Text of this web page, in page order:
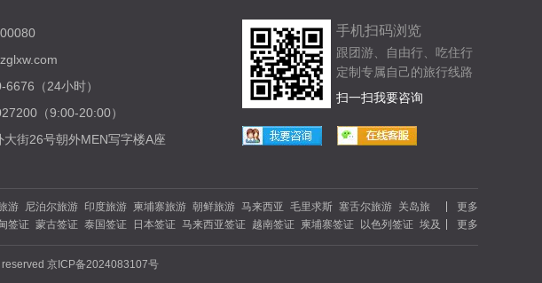
（24小时）
（9:00-20:00）
街26号朝外MEN写字楼A座
手机扫码浏览
跟团游、自由行、吃住行
定制专属自己的旅行线路
扫一扫我要咨询
游 尼泊尔旅游 印度旅游 柬埔寨旅游 朝鲜旅游 马来西亚 毛里求斯 塞舌尔旅游 关岛旅
新西兰旅游 南非旅游 迪拜旅游 以色列旅游 肯尼亚旅游 夏威夷旅游 斐济旅游 马尔代夫
新疆旅游 东北旅游 湖南旅游 河北旅游 内蒙古旅游 青岛旅游 大连旅游 公司郊游
更多
签证 蒙古签证 泰国签证 日本签证 马来西亚签证 越南签证 柬埔寨签证 以色列签证 埃及
捷克签证 希腊签证 意大利签证 瑞典签证 瑞士签证 英国签证 澳大利亚 新西兰签证
更多
京ICP备2024083107号